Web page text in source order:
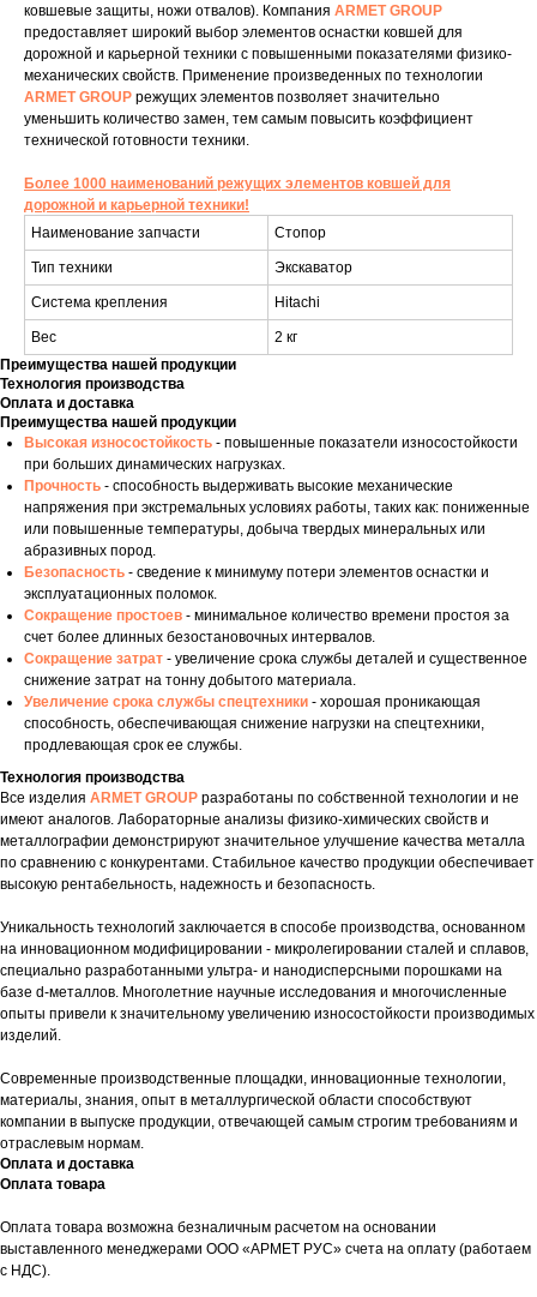
ковшевые защиты, ножи отвалов). Компания ARMET GROUP
предоставляет широкий выбор элементов оснастки ковшей для
дорожной и карьерной техники с повышенными показателями физико-
механических свойств. Применение произведенных по технологии
ARMET GROUP режущих элементов позволяет значительно
уменьшить количество замен, тем самым повысить коэффициент
технической готовности техники.
Более 1000 наименований режущих элементов ковшей для
дорожной и карьерной техники!
Наименование запчасти
Стопор
Тип техники Экскаватор
Система крепления Hitachi
Вес
2 кг
Преимущества нашей продукции
Технология производства
Оплата и доставка
Преимущества нашей продукции
Высокая износостойкость - повышенные показатели износостойкости
при больших динамических нагрузках.
Прочность - способность выдерживать высокие механические
напряжения при экстремальных условиях работы, таких как: пониженные
или повышенные температуры, добыча твердых минеральных или
абразивных пород.
Безопасность - сведение к минимуму потери элементов оснастки и
эксплуатационных поломок.
Сокращение простоев - минимальное количество времени простоя за
счет более длинных безостановочных интервалов.
Сокращение затрат - увеличение срока службы деталей и существенное
снижение затрат на тонну добытого материала.
Увеличение срока службы спецтехники - хорошая проникающая
способность, обеспечивающая снижение нагрузки на спецтехники,
продлевающая срок ее службы.
Технология производства
Все изделия ARMET GROUP разработаны по собственной технологии и не
имеют аналогов. Лабораторные анализы физико-химических свойств и
металлографии демонстрируют значительное улучшение качества металла
по сравнению с конкурентами. Стабильное качество продукции обеспечивает
высокую рентабельность, надежность и безопасность.
Уникальность технологий заключается в способе производства, основанном
на инновационном модифицировании - микролегировании сталей и сплавов,
специально разработанными ультра- и нанодисперсными порошками на
базе d-металлов. Многолетние научные исследования и многочисленные
опыты привели к значительному увеличению износостойкости производимых
изделий.
Современные производственные площадки, инновационные технологии,
материалы, знания, опыт в металлургической области способствуют
компании в выпуске продукции, отвечающей самым строгим требованиям и
отраслевым нормам.
Оплата и доставка
Оплата товара
Оплата товара возможна безналичным расчетом на основании
выставленного менеджерами ООО «АРМЕТ РУС» счета на оплату (работаем
с НДС).